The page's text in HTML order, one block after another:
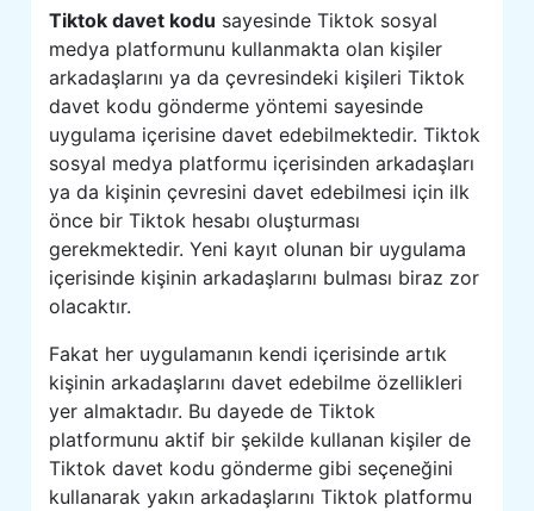
Tiktok davet kodu sayesinde Tiktok sosyal
medya platformunu kullanmakta olan kişiler
arkadaşlarını ya da çevresindeki kişileri Tiktok
davet kodu gönderme yöntemi sayesinde
uygulama içerisine davet edebilmektedir. Tiktok
sosyal medya platformu içerisinden arkadaşları
ya da kişinin çevresini davet edebilmesi için ilk
önce bir Tiktok hesabı oluşturması
gerekmektedir. Yeni kayıt olunan bir uygulama
içerisinde kişinin arkadaşlarını bulması biraz zor
olacaktır.
Fakat her uygulamanın kendi içerisinde artık
kişinin arkadaşlarını davet edebilme özellikleri
yer almaktadır. Bu dayede de Tiktok
platformunu aktif bir şekilde kullanan kişiler de
Tiktok davet kodu gönderme gibi seçeneğini
kullanarak yakın arkadaşlarını Tiktok platformu